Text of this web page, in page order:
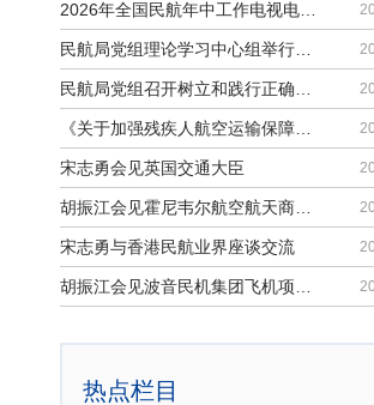
宋志勇会见英国交通大臣
宋志勇与香港民航业界座谈交流
热点栏目